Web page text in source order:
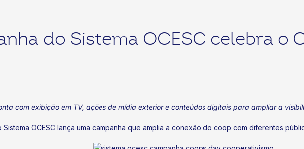
do Sistema OCESC celebra o
com exibição em TV, ações de mídia exterior e conteúdos digitais para ampliar a
o Sistema OCESC lança uma campanha que amplia a conexão do coop com diferentes